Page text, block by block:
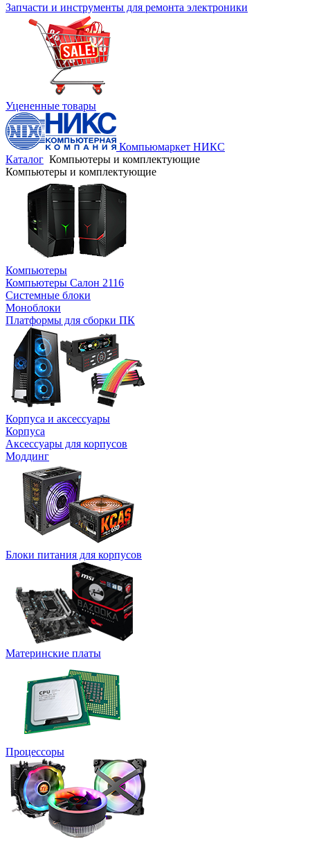
Запчасти и инструменты для ремонта электроники
Уцененные товары
Компьюмаркет НИКС
Каталог Компьютеры и комплектующие
Компьютеры и комплектующие
Компьютеры
Компьютеры Салон 2116
Системные блоки
Моноблоки
Платформы для сборки ПК
Корпуса и аксессуары
Корпуса
Аксессуары для корпусов
Моддинг
Блоки питания для корпусов
Материнские платы
Процессоры